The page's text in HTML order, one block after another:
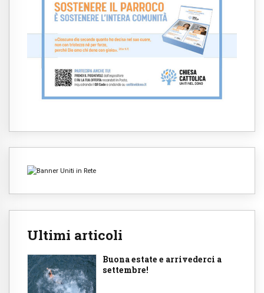
Ultimi articoli
Buona estate e arrivederci a
settembre!